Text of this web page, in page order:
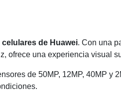
celulares de Huawei. Con una
ofrece una experiencia visual
de 50MP, 12MP, 40MP y